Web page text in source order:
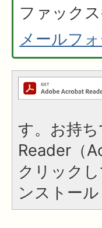
ファック
メールフ
す。お持
Reader（
クリック
ンストール